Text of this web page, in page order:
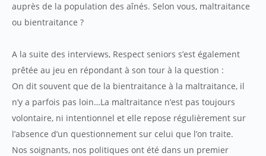
auprès de la population des aînés. Selon vous, maltraitance
ou bientraitance ?
A la suite des interviews, Respect seniors s’est également
prêtée au jeu en répondant à son tour à la question :
On dit souvent que de la bientraitance à la maltraitance, il
n’y a parfois pas loin…La maltraitance n’est pas toujours
volontaire, ni intentionnel et elle repose régulièrement sur
l’absence d’un questionnement sur celui que l’on traite.
Nos soignants, nos politiques ont été dans un premier